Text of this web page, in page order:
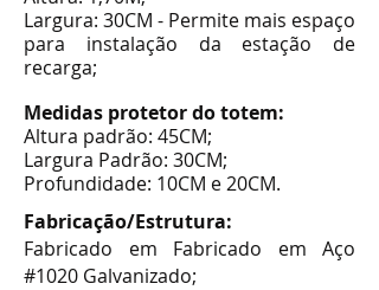
Largura: 30CM - Permite mais espaço
para instalação da estação de
recarga;
Medidas protetor do totem:
Altura padrão: 45CM;
Largura Padrão: 30CM;
Profundidade: 10CM e 20CM.
Fabricação/Estrutura:
Fabricado em Fabricado em Aço
#1020 Galvanizado;